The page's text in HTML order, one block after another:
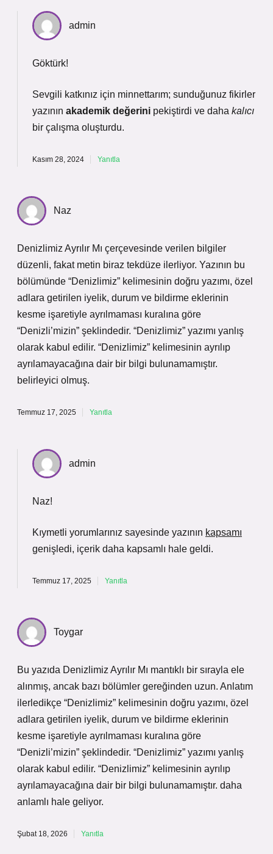
admin
Göktürk!
Sevgili katkınız için minnettarım; sunduğunuz fikirler
yazının akademik değerini pekiştirdi ve daha kalıcı
bir çalışma oluşturdu.
Kasım 28, 2024 Yanıtla
Naz
Denizlimiz Ayrılır Mı çerçevesinde verilen bilgiler
düzenli, fakat metin biraz tekdüze ilerliyor. Yazının bu
bölümünde “Denizlimiz” kelimesinin doğru yazımı, özel
adlara getirilen iyelik, durum ve bildirme eklerinin
kesme işaretiyle ayrılmaması kuralına göre
“Denizli’mizin” şeklindedir. “Denizlimiz” yazımı yanlış
olarak kabul edilir. “Denizlimiz” kelimesinin ayrılıp
ayrılamayacağına dair bir bilgi bulunamamıştır.
belirleyici olmuş.
Temmuz 17, 2025 Yanıtla
admin
Naz!
Kıymetli yorumlarınız sayesinde yazının kapsamı
genişledi, içerik daha kapsamlı hale geldi.
Temmuz 17, 2025 Yanıtla
Toygar
Bu yazıda Denizlimiz Ayrılır Mı mantıklı bir sırayla ele
alınmış, ancak bazı bölümler gereğinden uzun. Anlatım
ilerledikçe “Denizlimiz” kelimesinin doğru yazımı, özel
adlara getirilen iyelik, durum ve bildirme eklerinin
kesme işaretiyle ayrılmaması kuralına göre
“Denizli’mizin” şeklindedir. “Denizlimiz” yazımı yanlış
olarak kabul edilir. “Denizlimiz” kelimesinin ayrılıp
ayrılamayacağına dair bir bilgi bulunamamıştır. daha
anlamlı hale geliyor.
Şubat 18, 2026 Yanıtla